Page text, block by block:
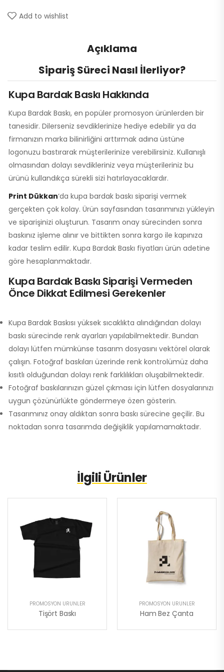
Add to wishlist
Açıklama
Sipariş Süreci Nasıl İlerliyor?
Kupa Bardak Baskı Hakkında
Kupa Bardak Baskı, en popüler promosyon ürünlerden bir
tanesidir. Dilerseniz sevdiklerinize hediye edebilir ya da
firmanızın marka bilinirliğini arttırmak adına üstüne
logonuzu bastırarak müşterilerinize verebilirsiniz. Kullanışlı
olmasından dolayı sevdikleriniz veya müşterileriniz bu
ürünü kullandıkça sürekli sizi hatırlayacaklardır.
Print Dükkan‘da kupa bardak baskı siparişi vermek
gerçekten çok kolay. Ürün sayfasından tasarımınızı yükleyin
ve siparişinizi oluşturun. Tasarım onay sürecinden sonra
baskınız işleme alınır ve bittikten sonra kargo ile kapınıza
kadar teslim edilir. Kupa Bardak Baskı fiyatları ürün adetine
göre hesaplanmaktadır.
Kupa Bardak Baskı Siparişi Vermeden
Önce Dikkat Edilmesi Gerekenler
Kupa Bardak Baskısı yüksek sıcaklıkta alındığından dolayı
baskı sürecinde renk ayarları yapılabilmektedir. Bundan
dolayı lütfen mümkünse tasarım dosyasını vektörel olarak
çalışın. Fotoğraf baskıları üzerinde renk kontrolümüz daha
kısıtlı olduğundan dolayı renk farklılıkları oluşabilmektedir.
Fotoğraf baskılarınızın güzel çıkması için lütfen dosyalarınızı
uygun çözünürlükte göndermeye özen gösterin.
Tasarımınız onay aldıktan sonra baskı sürecine geçilir. Bu
noktadan sonra tasarımda değişiklik yapılamamaktadır.
İlgili Ürünler
PROMOSYON ÜRÜNLER
Tişört Baskı
PROMOSYON ÜRÜNLER
Ham Bez Çanta